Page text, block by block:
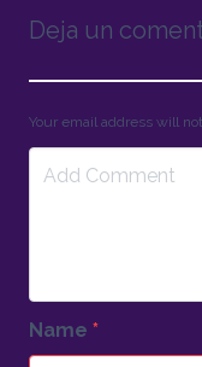
Deja un
Your email address will
Name *